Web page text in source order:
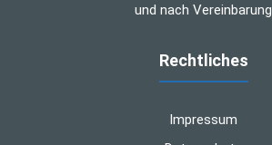
und nach Vereinbarung
Rechtliches
Impressum